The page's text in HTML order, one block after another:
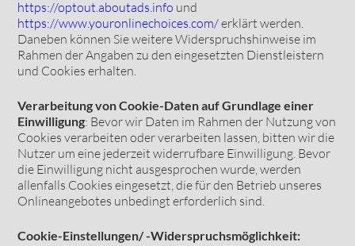
https://optout.aboutads.info und
https://www.youronlinechoices.com/erklärt werden.
Daneben können Sie weitere Widerspruchshinweise im
Rahmen der Angaben zu den eingesetzten Dienstleistern
und Cookies erhalten.
Verarbeitung von Cookie-Daten auf Grundlage einer
Einwilligung: Bevor wir Daten im Rahmen der Nutzung von
Cookies verarbeiten oder verarbeiten lassen, bitten wir die
Nutzer um eine jederzeit widerrufbare Einwilligung. Bevor
die Einwilligung nicht ausgesprochen wurde, werden
allenfalls Cookies eingesetzt, die für den Betrieb unseres
Onlineangebotes unbedingt erforderlich sind.
Cookie-Einstellungen/ -Widerspruchsmöglichkeit: